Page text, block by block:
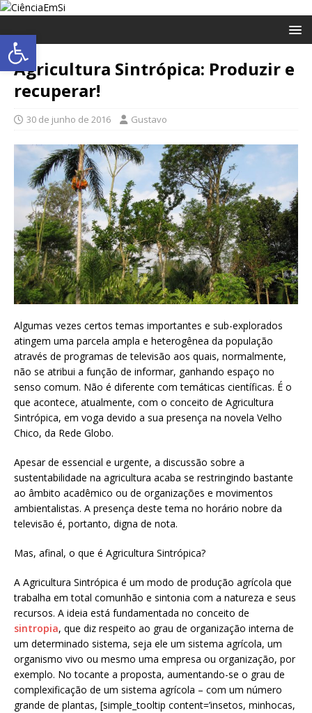
Abrir a barra de ferramentas
Agricultura Sintrópica: Produzir e
recuperar!
30 de junho de 2016 Gustavo
Algumas vezes certos temas importantes e sub-explorados
atingem uma parcela ampla e heterogênea da população
através de programas de televisão aos quais, normalmente,
não se atribui a função de informar, ganhando espaço no
senso comum. Não é diferente com temáticas científicas. É o
que acontece, atualmente, com o conceito de Agricultura
Sintrópica, em voga devido a sua presença na novela Velho
Chico, da Rede Globo.
Apesar de essencial e urgente, a discussão sobre a
sustentabilidade na agricultura acaba se restringindo bastante
ao âmbito acadêmico ou de organizações e movimentos
ambientalistas. A presença deste tema no horário nobre da
televisão é, portanto, digna de nota.
Mas, afinal, o que é Agricultura Sintrópica?
A Agricultura Sintrópica é um modo de produção agrícola que
trabalha em total comunhão e sintonia com a natureza e seus
recursos. A ideia está fundamentada no conceito de
sintropia, que diz respeito ao grau de organização interna de
um determinado sistema, seja ele um sistema agrícola, um
organismo vivo ou mesmo uma empresa ou organização, por
exemplo. No tocante a proposta, aumentando-se o grau de
complexificação de um sistema agrícola – com um número
grande de plantas, [simple_tooltip content=’insetos, minhocas,